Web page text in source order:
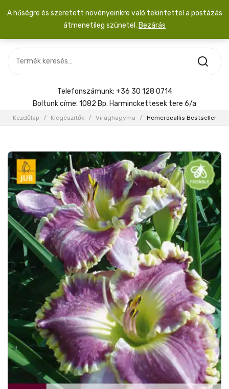
SZOBANÖVÉNY
KIEGÉSZÍTŐK
Menyasszonyi csokor
Telefonszámunk: +36 30 128 0714
Boltunk címe: 1082 Bp. Harminckettesek tere 6/a
Kezdőlap / Kiegészítők / Virághagyma / Hemerocallis Bestseller
A hőségre és szeretett növényeinkre való tekintettel a postázás
átmenetileg szünetel. Bezárás